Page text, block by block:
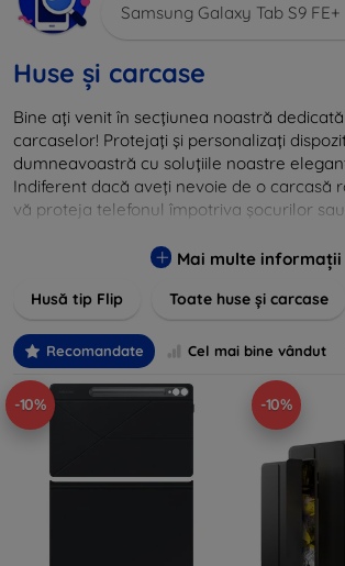
Samsung Galaxy Tab S9 FE+
Huse și carcase
Bine ați venit în secțiunea noastră
carcaselor! Protejați și personalizați
dumneavoastră cu soluțiile noastre
Indiferent dacă aveți nevoie de o carcasă
vă proteja telefonul împotriva șocurilor
îndeplinească toate cerințele dvs.
designuri inovatoare menite să ofere nu
Mai multe informații
Husă tip Flip Toate huse și carcase
Recomandate Cel mai bine vândut
-10% -10%